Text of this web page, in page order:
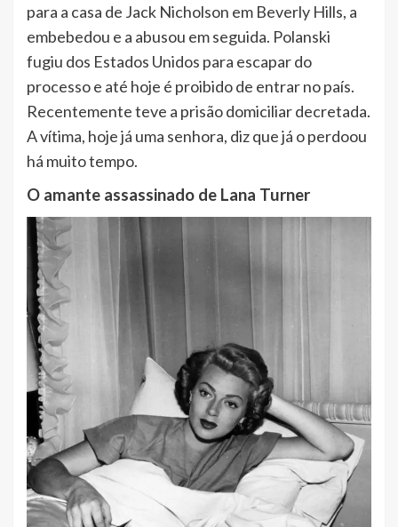
para a casa de Jack Nicholson em Beverly Hills, a
embebedou e a abusou em seguida. Polanski
fugiu dos Estados Unidos para escapar do
processo e até hoje é proibido de entrar no país.
Recentemente teve a prisão domiciliar decretada.
A vítima, hoje já uma senhora, diz que já o perdoou
há muito tempo.
O amante assassinado de Lana Turner